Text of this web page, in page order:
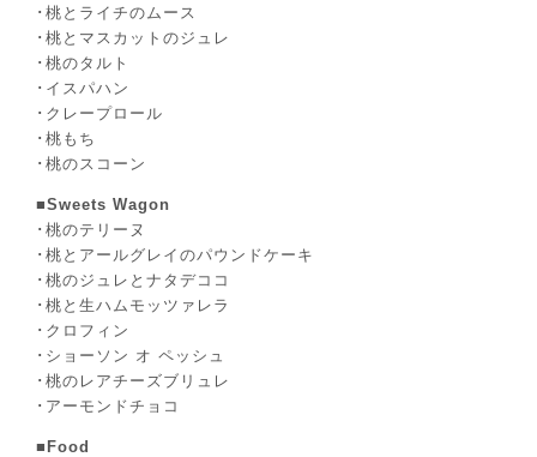
･桃とライチのムース
･桃とマスカットのジュレ
･桃のタルト
･イスパハン
･クレープロール
･桃もち
･桃のスコーン
■Sweets Wagon
･桃のテリーヌ
･桃とアールグレイのパウンドケーキ
･桃のジュレとナタデココ
･桃と生ハムモッツァレラ
･クロフィン
･ショーソン オ ペッシュ
･桃のレアチーズブリュレ
･アーモンドチョコ
■Food